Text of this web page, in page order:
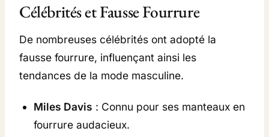
Célébrités et Fausse Fourrure
De nombreuses célébrités ont adopté la
fausse fourrure, influençant ainsi les
tendances de la mode masculine.
Miles Davis : Connu pour ses manteaux en
fourrure audacieux.